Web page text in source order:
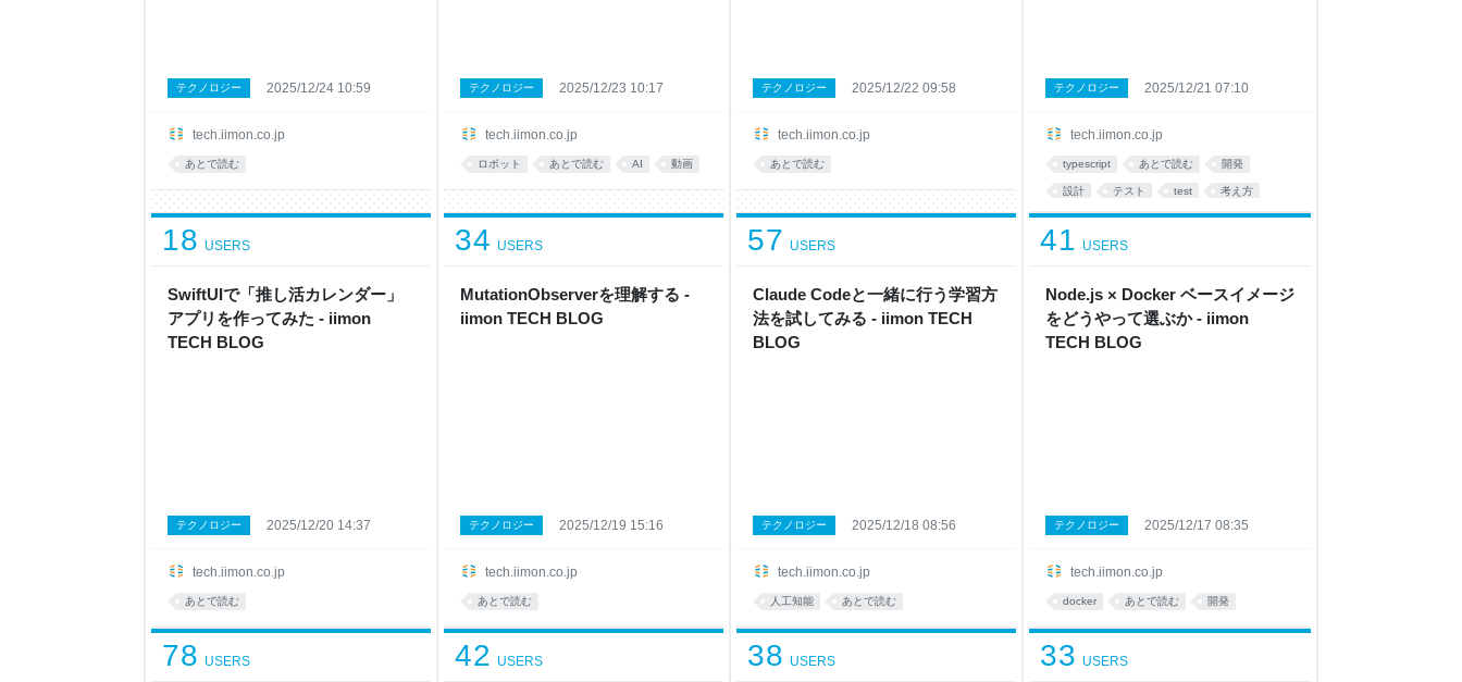
tech.iimon.co.jp
テクノロジー 2025/12/24 10:59
あとで読む
tech.iimon.co.jp
テクノロジー 2025/12/23 10:17
ロボット あとで読む AI 動画
tech.iimon.co.jp
テクノロジー 2025/12/22 09:58
あとで読む
tech.iimon.co.jp
テクノロジー 2025/12/21 07:10
typescript あとで読む 開発
設計 テスト test 考え方
SwiftUIで「推し活カレンダー」
アプリを作ってみた - iimon
TECH BLOG
18 USERS
tech.iimon.co.jp
テクノロジー 2025/12/20 14:37
あとで読む
MutationObserverを理解する -
iimon TECH BLOG
34 USERS
tech.iimon.co.jp
テクノロジー 2025/12/19 15:16
あとで読む
Claude Codeと一緒に行う学習方
法を試してみる - iimon TECH
BLOG
57 USERS
tech.iimon.co.jp
テクノロジー 2025/12/18 08:56
人工知能 あとで読む
Node.js × Docker ベースイメージ
をどうやって選ぶか - iimon
TECH BLOG
41 USERS
tech.iimon.co.jp
テクノロジー 2025/12/17 08:35
docker あとで読む 開発
78 USERS 42 USERS 38 USERS 33 USERS